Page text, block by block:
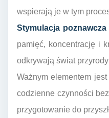
wspierają je w tym
Stymulacja poznawcza
pamięć, koncentrację i
odkrywają świat
Ważnym elementem
codzienne czynności
przygotowanie do